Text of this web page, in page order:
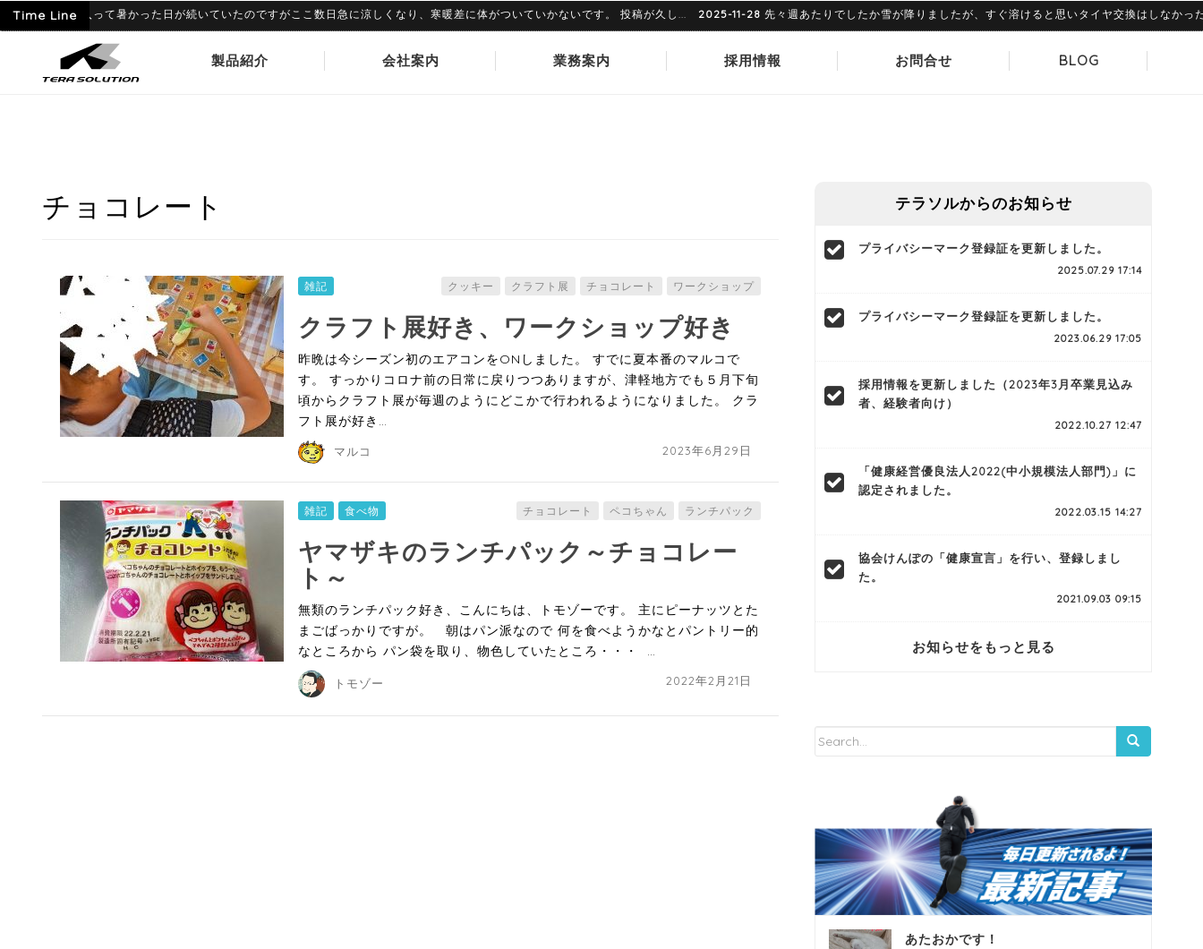
Time Line
09 6月に入って暑かった日が続いていたのですがここ数日急に涼しくなり、寒暖差に体がついていかないです。 投稿が久し... 2025-11-28 先々週あたりでしたか雪が降りましたが、すぐ溶けると思いタイヤ交換はしなかった
製品紹介 会社案内 業務案内 採用情報 お問合せ BLOG
チョコレート
雑記 クッキー クラフト展 チョコレート ワークショップ
クラフト展好き、ワークショップ好き
昨晩は今シーズン初のエアコンをONしました。 すでに夏本番のマルコで
す。 すっかりコロナ前の日常に戻りつつありますが、津軽地方でも５月下旬
頃からクラフト展が毎週のようにどこかで行われるようになりました。 クラ
フト展が好き…
2023年6月29日
マルコ
雑記 食べ物 チョコレート ペコちゃん ランチパック
ヤマザキのランチパック～チョコレー
ト～
無類のランチパック好き、こんにちは、トモゾーです。 主にピーナッツとた
まごばっかりですが。 朝はパン派なので 何を食べようかなとパントリー的
なところから パン袋を取り、物色していたところ・・・ …
2022年2月21日
トモゾー
テラソルからのお知らせ
プライバシーマーク登録証を更新しました。
2025.07.29 17:14
プライバシーマーク登録証を更新しました。
2023.06.29 17:05
採用情報を更新しました（2023年3月卒業見込み
者、経験者向け）
2022.10.27 12:47
「健康経営優良法人2022(中小規模法人部門)」に
認定されました。
2022.03.15 14:27
協会けんぽの「健康宣言」を行い、登録しまし
た。
2021.09.03 09:15
お知らせをもっと見る
あたおかです！